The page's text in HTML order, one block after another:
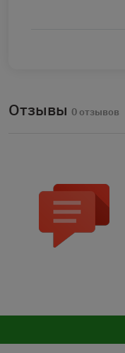
Отзывы 0 отзывов